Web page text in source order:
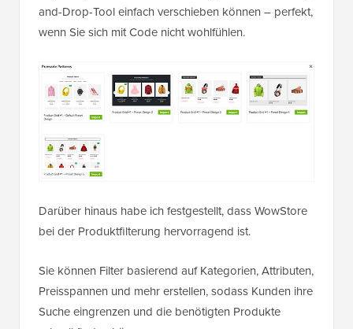
and-Drop-Tool einfach verschieben können – perfekt,
wenn Sie sich mit Code nicht wohlfühlen.
Darüber hinaus habe ich festgestellt, dass WowStore
bei der Produktfilterung hervorragend ist.
Sie können Filter basierend auf Kategorien, Attributen,
Preisspannen und mehr erstellen, sodass Kunden ihre
Suche eingrenzen und die benötigten Produkte